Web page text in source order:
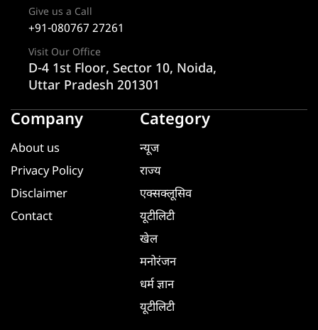
Give us a Call
+91-080767 27261
Visit Our Office
D-4 1st Floor, Sector 10, Noida,
Uttar Pradesh 201301
Company
About us
Privacy Policy
Disclaimer
Contact
Category
न्यूज
राज्य
एक्सक्लूसिव
यूटीलिटी
खेल
मनोरंजन
धर्म ज्ञान
यूटीलिटी